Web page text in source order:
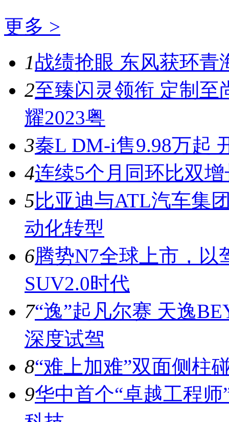
更多 >
1战绩抢眼 东风获环青
2至臻闪灵领衔 定制至
耀2023粤
3秦L DM-i售9.98万起
4连续5个月同环比双
5比亚迪与ATL汽车集
动化转型
6腾势N7全球上市，以
SUV2.0时代
7“逸”起凡尔赛 天逸
深度试驾
8“难上加难”双面侧柱
9华中首个“卓越工程